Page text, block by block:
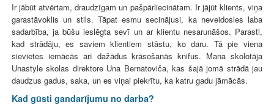
Ir jābūt atvērtam, draudzīgam un pašpārliecinātam. Ir jājūt klients, viņa
garastāvoklis un stils. Tāpat esmu secinājusi, ka neveidosies laba
sadarbība, ja būšu ieslēgta sevī un ar klientu nesarunāšos. Parasti,
kad strādāju, es saviem klientiem stāstu, ko daru. Tā pie viena
sievietes iemācās arī dažādus krāsošanās knifus. Mana skolotāja
Unastyle skolas direktore Una Bernatoviča, kas šajā jomā strādā jau
daudzus gadus, saka, un es viņai piekrītu, ka katru gadu jāmācās.
Kad gūsti gandarījumu no darba?